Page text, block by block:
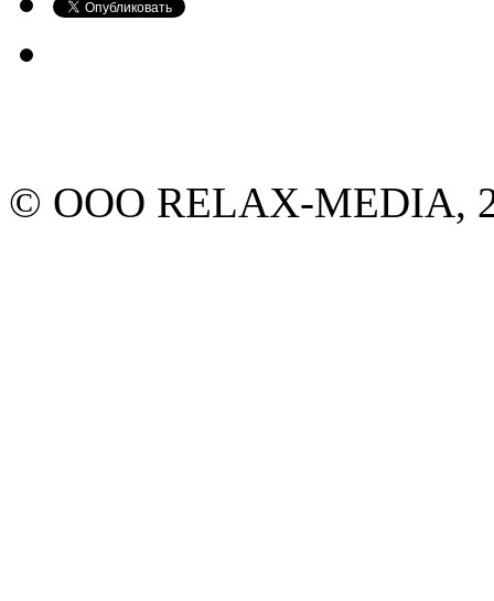
© ООО RELAX-MEDIA,